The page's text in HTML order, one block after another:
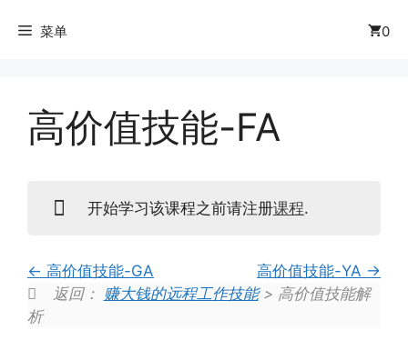
菜单 0
高价值技能-FA
开始学习该课程之前请注册课程.
高价值技能-GA
高价值技能-YA
返回： 赚大钱的远程工作技能> 高价值技能解
析